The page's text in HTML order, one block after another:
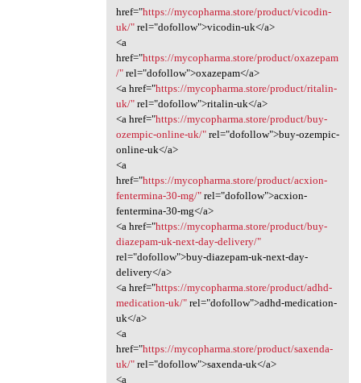
href="https://mycopharma.store/product/vicodin-
uk/"rel="dofollow">vicodin-uk</a>
<a
href="https://mycopharma.store/product/oxazepam
/"rel="dofollow">oxazepam</a>
<a href="https://mycopharma.store/product/ritalin-
uk/"rel="dofollow">ritalin-uk</a>
<a href="https://mycopharma.store/product/buy-
ozempic-online-uk/"rel="dofollow">buy-ozempic-
online-uk</a>
<a
href="https://mycopharma.store/product/acxion-
fentermina-30-mg/"rel="dofollow">acxion-
fentermina-30-mg</a>
<a href="https://mycopharma.store/product/buy-
diazepam-uk-next-day-delivery/"
rel="dofollow">buy-diazepam-uk-next-day-
delivery</a>
<a href="https://mycopharma.store/product/adhd-
medication-uk/"rel="dofollow">adhd-medication-
uk</a>
<a
href="https://mycopharma.store/product/saxenda-
uk/"rel="dofollow">saxenda-uk</a>
<a